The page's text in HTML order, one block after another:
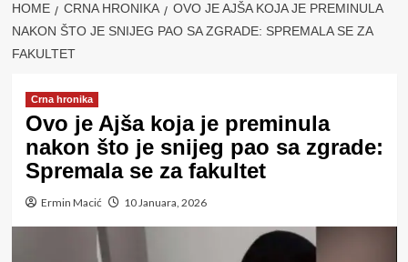
HOME CRNA HRONIKA
OVO JE AJŠA KOJA JE PREMINULA
NAKON ŠTO JE SNIJEG PAO SA ZGRADE: SPREMALA SE ZA
FAKULTET
Crna hronika
Ovo je Ajša koja je preminula
nakon što je snijeg pao sa zgrade:
Spremala se za fakultet
Ermin Macić 10 Januara, 2026